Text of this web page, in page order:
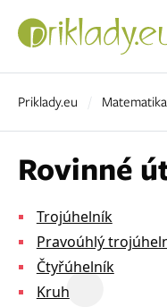
Priklady.eu Matematika
Rovinné
Trojúhelník
Pravoúhlý
Čtyřúhelník
Kruh